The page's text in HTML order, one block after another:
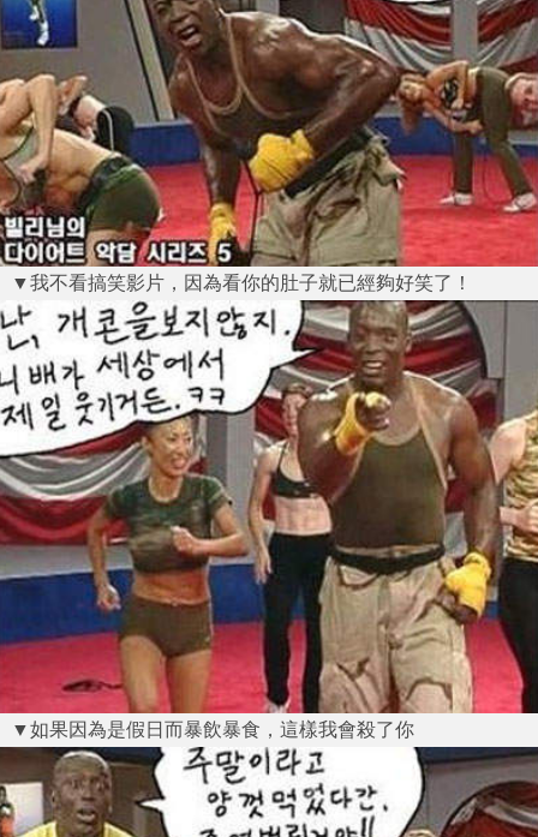
▼我不看搞笑影片，因為看你的肚子就已經夠好笑了！
▼如果因為是假日而暴飲暴食，這樣我會殺了你